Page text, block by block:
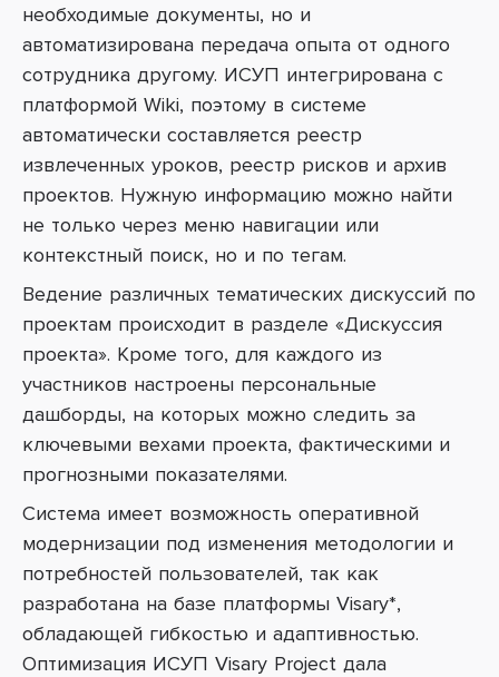
необходимые документы, но и
автоматизирована передача опыта от одного
сотрудника другому. ИСУП интегрирована с
платформой Wiki, поэтому в системе
автоматически составляется реестр
извлеченных уроков, реестр рисков и архив
проектов. Нужную информацию можно найти
не только через меню навигации или
контекстный поиск, но и по тегам.
Ведение различных тематических дискуссий по
проектам происходит в разделе «Дискуссия
проекта». Кроме того, для каждого из
участников настроены персональные
дашборды, на которых можно следить за
ключевыми вехами проекта, фактическими и
прогнозными показателями.
Система имеет возможность оперативной
модернизации под изменения методологии и
потребностей пользователей, так как
разработана на базе платформы Visary*,
обладающей гибкостью и адаптивностью.
Оптимизация ИСУП Visary Project дала